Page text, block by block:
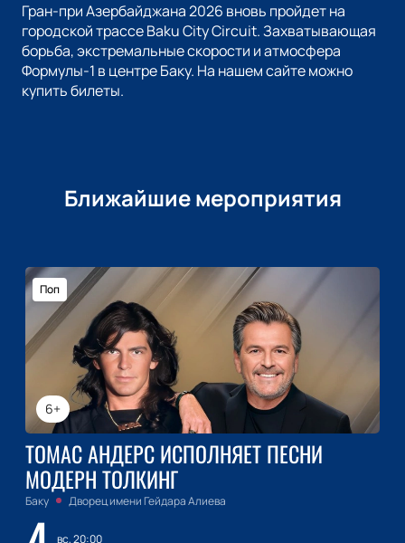
Гран-при Азербайджана 2026 вновь пройдет на
городской трассе Baku City Circuit. Захватывающая
борьба, экстремальные скорости и атмосфера
Формулы-1 в центре Баку. На нашем сайте можно
купить билеты.
Ближайшие мероприятия
6+
Поп
ТОМАС АНДЕРС ИСПОЛНЯЕТ ПЕСНИ
МОДЕРН ТОЛКИНГ
Баку Дворец имени Гейдара Алиева
вс, 20:00